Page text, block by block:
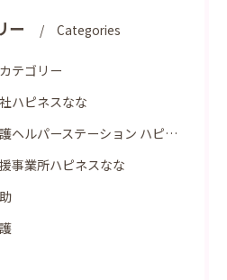
ー Categories
テゴリー
ハピネスなな
ルパーステーション ハピネスなな
事業所ハピネスなな